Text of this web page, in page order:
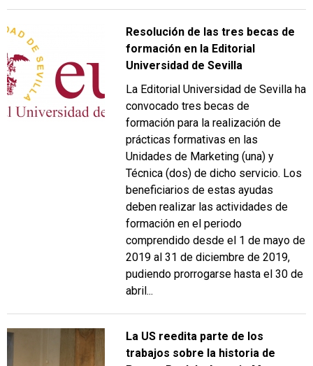
Resolución de las tres becas de
formación en la Editorial
Universidad de Sevilla
La Editorial Universidad de Sevilla ha
convocado tres becas de
formación para la realización de
prácticas formativas en las
Unidades de Marketing (una) y
Técnica (dos) de dicho servicio. Los
beneficiarios de estas ayudas
deben realizar las actividades de
formación en el periodo
comprendido desde el 1 de mayo de
2019 al 31 de diciembre de 2019,
pudiendo prorrogarse hasta el 30 de
abril...
La US reedita parte de los
trabajos sobre la historia de